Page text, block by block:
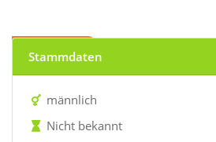
Stammdaten
männlich
Nicht bekannt